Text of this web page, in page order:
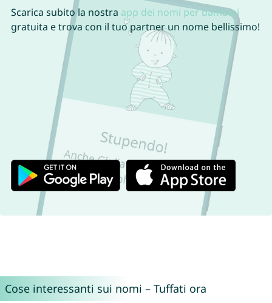
Scarica subito la nostra app dei nomi per bambini
gratuita e trova con il tuo partner un nome bellissimo!
Cose interessanti sui nomi – Tuffati ora